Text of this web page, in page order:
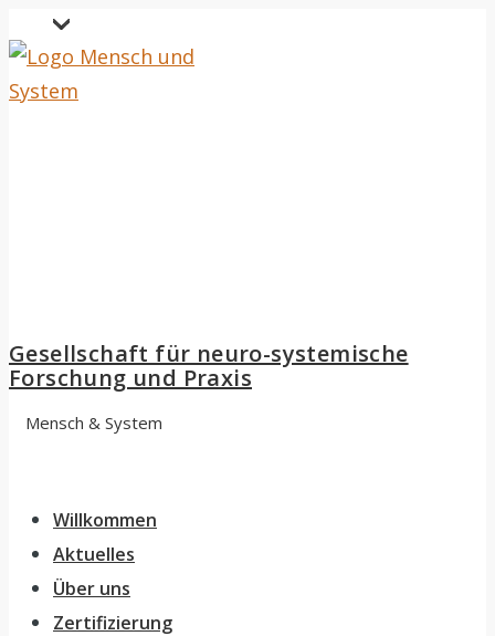
Zum
Inhalt
Secondary
Navigation
Gesellschaft für neuro-systemische
Forschung und Praxis
Mensch & System
Willkommen
Aktuelles
Über uns
Zertifizierung